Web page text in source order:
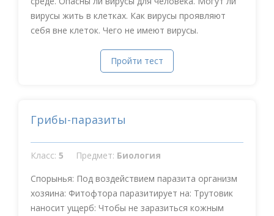
вирусы жить в клетках. Как вирусы проявляют
себя вне клеток. Чего не имеют вирусы.
Пройти тест
Грибы-паразиты
Класс: 5 Предмет: Биология
Спорынья: Под воздействием паразита организм
хозяина: Фитофтора паразитирует на: Трутовик
наносит ущерб: Чтобы не заразиться кожным